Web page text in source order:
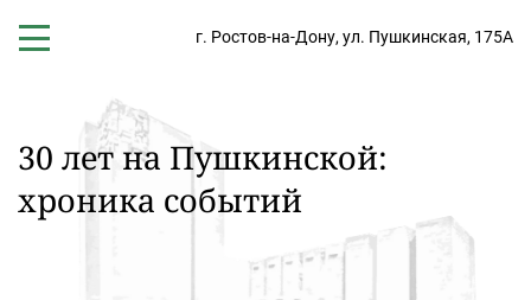
г. Ростов-на-Дону, ул. Пушкинская, 175А
30 лет на Пушкинской:
хроника событий